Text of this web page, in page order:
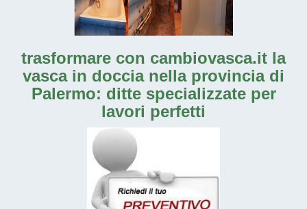
trasformare con cambiovasca.it la
vasca in doccia nella provincia di
Palermo: ditte specializzate per
lavori perfetti